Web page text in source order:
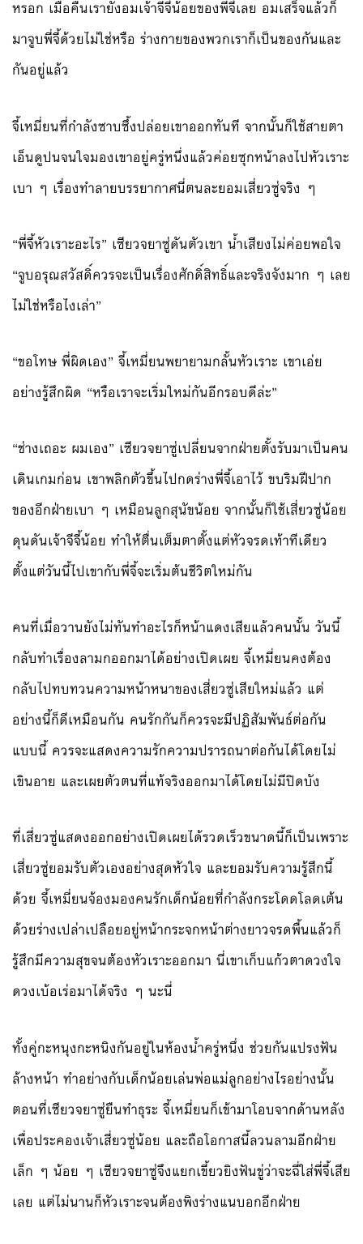
หรอก เมื่อคืนเรายังอมเจ้าจีจี้น้อยของพี่จี้เลย อมเสร็จแล้วก็
มาจูบพี่จี้ด้วยไม่ใช่หรือ ร่างกายของพวกเราก็เป็นของกันและ
กันอยู่แล้ว
จี้เหมี่ยนที่กำลังซาบซึ้งปล่อยเขาออกทันที จากนั้นก็ใช้สายตา
เอ็นดูปนจนใจมองเขาอยู่ครู่หนึ่งแล้วค่อยซุกหน้าลงไปหัวเราะ
เบา ๆ เรื่องทำลายบรรยากาศนี่ตนละยอมเสี่ยวซู่จริง ๆ
“พี่จี้หัวเราะอะไร” เซียวจยาซู่ดันตัวเขา น้ำเสียงไม่ค่อยพอใจ
“จูบอรุณสวัสดิ์ควรจะเป็นเรื่องศักดิ์สิทธิ์และจริงจังมาก ๆ เลย
ไม่ใช่หรือไงเล่า”
“ขอโทษ พี่ผิดเอง” จี้เหมี่ยนพยายามกลั้นหัวเราะ เขาเอ่ย
อย่างรู้สึกผิด “หรือเราจะเริ่มใหม่กันอีกรอบดีล่ะ”
“ช่างเถอะ ผมเอง” เซียวจยาซู่เปลี่ยนจากฝ่ายตั้งรับมาเป็นคน
เดินเกมก่อน เขาพลิกตัวขึ้นไปกดร่างพี่จี้เอาไว้ ขบริมฝีปาก
ของอีกฝ่ายเบา ๆ เหมือนลูกสุนัขน้อย จากนั้นก็ใช้เสี่ยวซู่น้อย
ดุนดันเจ้าจีจี้น้อย ทำให้ตื่นเต็มตาตั้งแต่หัวจรดเท้าทีเดียว
ตั้งแต่วันนี้ไปเขากับพี่จี้จะเริ่มต้นชีวิตใหม่กัน
คนที่เมื่อวานยังไม่ทันทำอะไรก็หน้าแดงเสียแล้วคนนั้น วันนี้
กลับทำเรื่องลามกออกมาได้อย่างเปิดเผย จี้เหมี่ยนคงต้อง
กลับไปทบทวนความหน้าหนาของเสี่ยวซู่เสียใหม่แล้ว แต่
อย่างนี้ก็ดีเหมือนกัน คนรักกันก็ควรจะมีปฏิสัมพันธ์ต่อกัน
แบบนี้ ควรจะแสดงความรักความปรารถนาต่อกันได้โดยไม่
เขินอาย และเผยตัวตนที่แท้จริงออกมาได้โดยไม่มีปิดบัง
ที่เสี่ยวซู่แสดงออกอย่างเปิดเผยได้รวดเร็วขนาดนี้ก็เป็นเพราะ
เสี่ยวซู่ยอมรับตัวเองอย่างสุดหัวใจ และยอมรับความรู้สึกนี้
ด้วย จี้เหมี่ยนจ้องมองคนรักเด็กน้อยที่กำลังกระโดดโลดเต้น
ด้วยร่างเปล่าเปลือยอยู่หน้ากระจกหน้าต่างยาวจรดพื้นแล้วก็
รู้สึกมีความสุขจนต้องหัวเราะออกมา นี่เขาเก็บแก้วตาดวงใจ
ดวงเบ้อเร่อมาได้จริง ๆ นะนี่
ทั้งคู่กะหนุงกะหนิงกันอยู่ในห้องน้ำครู่หนึ่ง ช่วยกันแปรงฟัน
ล้างหน้า ทำอย่างกับเด็กน้อยเล่นพ่อแม่ลูกอย่างไรอย่างนั้น
ตอนที่เซียวจยาซู่ยืนทำธุระ จี้เหมี่ยนก็เข้ามาโอบจากด้านหลัง
เพื่อประคองเจ้าเสี่ยวซู่น้อย และถือโอกาสนี้ลวนลามอีกฝ่าย
เล็ก ๆ น้อย ๆ เซียวจยาซู่จึงแยกเขี้ยวยิงฟันขู่ว่าจะฉี่ใส่พี่จี้เสีย
เลย แต่ไม่นานก็หัวเราะจนต้องพิงร่างแนบอกอีกฝ่าย